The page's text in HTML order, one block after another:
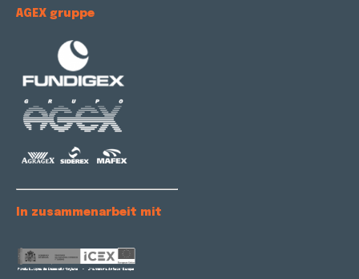
AGEX gruppe
In zusammenarbeit mit